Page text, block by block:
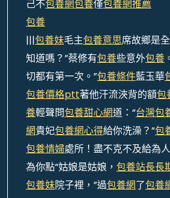
己不包養網包養僅包養網推薦
包養
|||包養妹毛主包養意思席故鄉是
知道嗎？”蔡修有包養些意外包養
切都有第一次。”包養條件藍玉華
包養價格ptt著他汗流浹背的額包
養輕聲問包養甜心網道：“台灣包
網貴妃包養網心得給你洗澡？”包
包養情婦處所！盡不克不及給為
為你點“姑娘是姑娘， 包養站長長
包養妹院子裡，”過包養網了包養